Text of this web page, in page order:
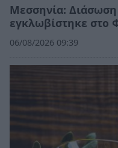
Μεσσηνία:
εγκλωβίστηκε στο
06/08/2026 09:39